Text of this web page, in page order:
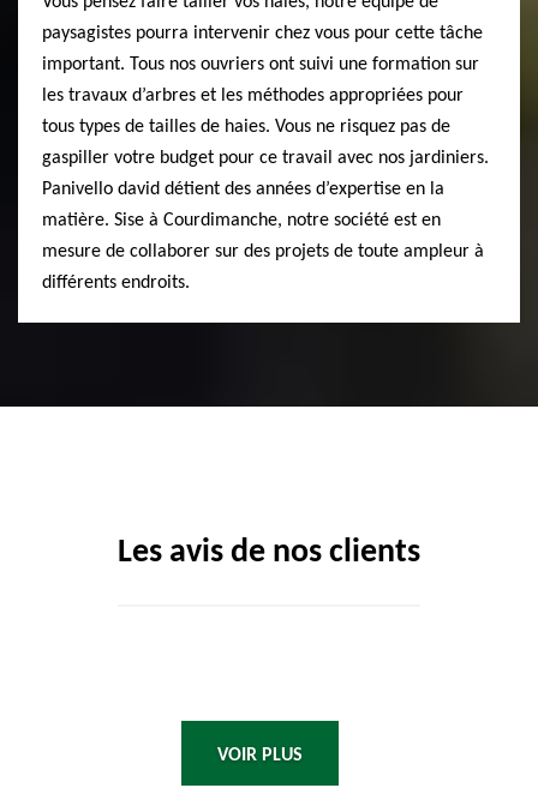
paysagistes pourra intervenir chez vous pour cette tâche
important. Tous nos ouvriers ont suivi une formation sur
les travaux d’arbres et les méthodes appropriées pour
tous types de tailles de haies. Vous ne risquez pas de
gaspiller votre budget pour ce travail avec nos jardiniers.
Panivello david détient des années d’expertise en la
matière. Sise à Courdimanche, notre société est en
mesure de collaborer sur des projets de toute ampleur à
différents endroits.
Les avis de nos clients
VOIR PLUS